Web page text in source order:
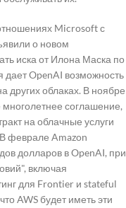
Microsoft с
о новом
иска от Илона Маска по
дает OpenAI возможность
других облаках. В ноябре
соглашение,
на облачные услуги
феврале Amazon
долларов в OpenAI, при
включая
для Frontier и stateful
AWS будет иметь эти